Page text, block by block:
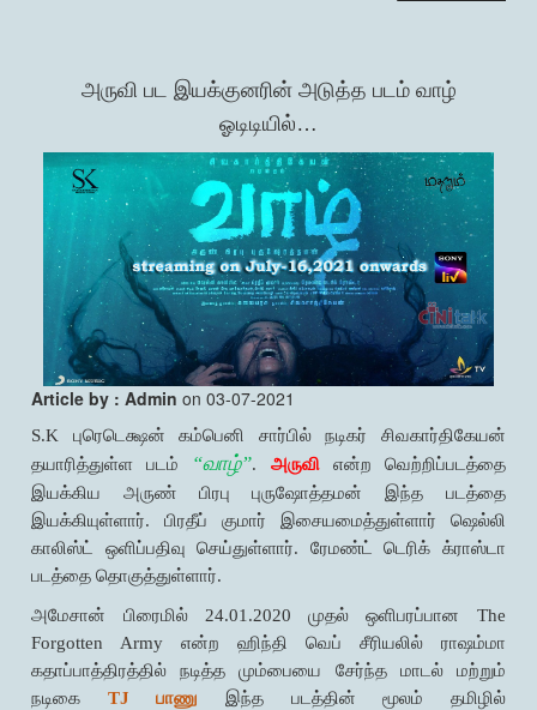
அருவி பட இயக்குனரின் அடுத்த படம் வாழ்
ஓடிடியில்…
Article by : Admin on 03-07-2021
S.K புரெடெக்ஷன் கம்பெனி சார்பில் நடிகர் சிவகார்திகேயன்
தயாரித்துள்ள படம் “வாழ்”. அருவிஎன்ற வெற்றிப்படத்தை
இயக்கிய அருண் பிரபு புருஷோத்தமன் இந்த படத்தை
இயக்கியுள்ளார். பிரதீப் குமார் இசையமைத்துள்ளார் ஷெல்லி
காலிஸ்ட் ஒளிப்பதிவு செய்துள்ளார். ரேமண்ட் டெரிக் க்ராஸ்டா
படத்தை தொகுத்துள்ளார்.
அமேசான் பிரைமில் 24.01.2020 முதல் ஒளிபரப்பான The
Forgotten Army என்ற ஹிந்தி வெப் சீரியலில் ராஷம்மா
கதாப்பாத்திரத்தில் நடித்த மும்பையை சேர்ந்த மாடல் மற்றும்
நடிகை TJ பாணு இந்த படத்தின் மூலம் தமிழில்